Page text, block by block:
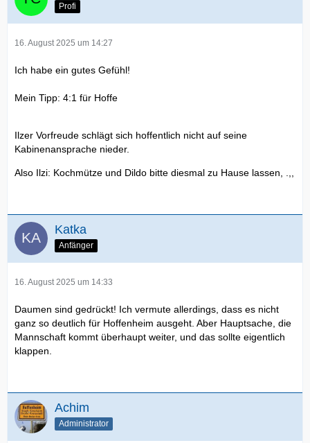
Profi
16. August 2025 um 14:27
Ich habe ein gutes Gefühl!
Mein Tipp: 4:1 für Hoffe
Ilzer Vorfreude schlägt sich hoffentlich nicht auf seine
Kabinenansprache nieder.
Also Ilzi: Kochmütze und Dildo bitte diesmal zu Hause lassen, .,,
Katka
Anfänger
16. August 2025 um 14:33
Daumen sind gedrückt! Ich vermute allerdings, dass es nicht
ganz so deutlich für Hoffenheim ausgeht. Aber Hauptsache, die
Mannschaft kommt überhaupt weiter, und das sollte eigentlich
klappen.
Achim
Administrator